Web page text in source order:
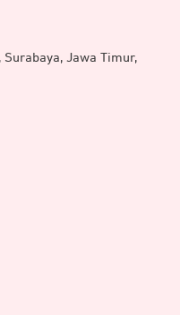
Surabaya, Jawa Timur,